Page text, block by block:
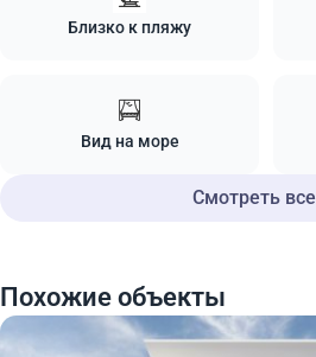
Близко к пляжу
Вид на море
Смотреть все
Похожие объекты